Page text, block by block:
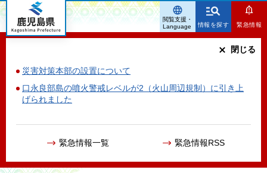
鹿児島県
情報を探す 緊急情報
災害対策本部の設置について
口永良部島の噴火警戒レベルが2（火山周辺規制）に引き上
げられました
緊急情報一覧 緊急情報RSS
閉じる
閲覧支援・
Language